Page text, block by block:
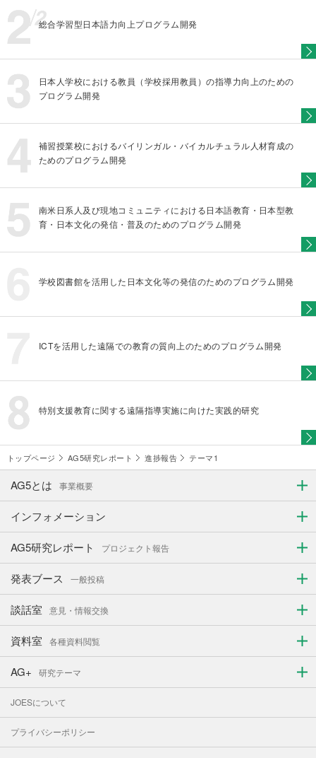
総合学習型日本語力向上プログラム開発
日本人学校における教員（学校採用教員）の指導力向上のための
プログラム開発
補習授業校におけるバイリンガル・バイカルチュラル人材育成の
ためのプログラム開発
南米日系人及び現地コミュニティにおける日本語教育・日本型教
育・日本文化の発信・普及のためのプログラム開発
学校図書館を活用した日本文化等の発信のためのプログラム開発
ICTを活用した遠隔での教育の質向上のためのプログラム開発
特別支援教育に関する遠隔指導実施に向けた実践的研究
トップページ AG5研究レポート 進捗報告 テーマ1
AG5とは 事業概要
インフォメーション
AG5研究レポート プロジェクト報告
発表ブース 一般投稿
談話室 意見・情報交換
資料室 各種資料閲覧
AG+ 研究テーマ
JOESについて
プライバシーポリシー